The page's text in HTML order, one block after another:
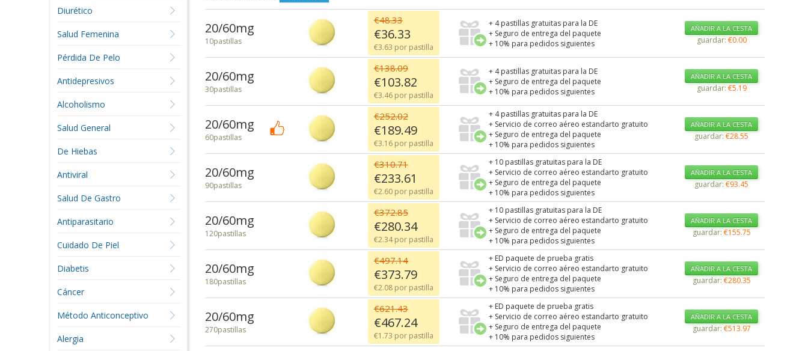
20/60mg
10pastillas
€48.33
€36.33
€3.63 por pastilla
+ 4 pastillas gratuitas para la DE
+ Seguro de entrega del paquete
+ 10% para pedidos siguientes
AÑADIR A LA CESTA
guardar:€0.00
20/60mg
30pastillas
€138.09
€103.82
€3.46 por pastilla
+ 4 pastillas gratuitas para la DE
+ Seguro de entrega del paquete
+ 10% para pedidos siguientes
AÑADIR A LA CESTA
guardar:€5.19
20/60mg
60pastillas
€252.02
€189.49
€3.16 por pastilla
+ 4 pastillas gratuitas para la DE
+ Servicio de correo aéreo estandarto gratuito
+ Seguro de entrega del paquete
+ 10% para pedidos siguientes
AÑADIR A LA CESTA
guardar:€28.55
20/60mg
90pastillas
€310.71
€233.61
€2.60 por pastilla
+ 10 pastillas gratuitas para la DE
+ Servicio de correo aéreo estandarto gratuito
+ Seguro de entrega del paquete
+ 10% para pedidos siguientes
AÑADIR A LA CESTA
guardar:€93.45
20/60mg
120pastillas
€372.85
€280.34
€2.34 por pastilla
+ 10 pastillas gratuitas para la DE
+ Servicio de correo aéreo estandarto gratuito
+ Seguro de entrega del paquete
+ 10% para pedidos siguientes
AÑADIR A LA CESTA
guardar:€155.75
20/60mg
180pastillas
€497.14
€373.79
€2.08 por pastilla
+ ED paquete de prueba gratis
+ Servicio de correo aéreo estandarto gratuito
+ Seguro de entrega del paquete
+ 10% para pedidos siguientes
AÑADIR A LA CESTA
guardar:€280.35
20/60mg
270pastillas
€621.43
€467.24
€1.73 por pastilla
+ ED paquete de prueba gratis
+ Servicio de correo aéreo estandarto gratuito
+ Seguro de entrega del paquete
+ 10% para pedidos siguientes
AÑADIR A LA CESTA
guardar:€513.97
Diurético
Salud Femenina
Pérdida De Pelo
Antidepresivos
Alcoholismo
Salud General
De Hiebas
Antiviral
Salud De Gastro
Antiparasitario
Cuidado De Piel
Diabetis
Cáncer
Método Anticonceptivo
Alergia